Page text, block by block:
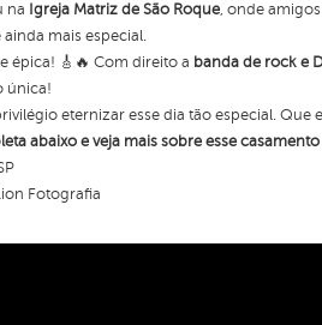
na Igreja Matriz de São Roque, onde
mais especial.
épica! 🎸🔥 Com direito a banda de rock e
única!
eternizar esse dia tão especial. Que
abaixo e veja mais sobre esse
Fotografia